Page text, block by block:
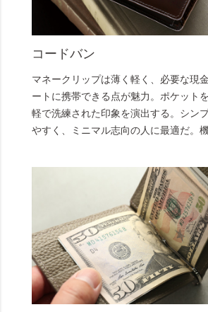
コードバン
マネークリップは薄く軽く、必要な現
ートに携帯できる点が魅力。ポケット
軽で洗練された印象を演出する。シン
やすく、ミニマル志向の人に最適だ。